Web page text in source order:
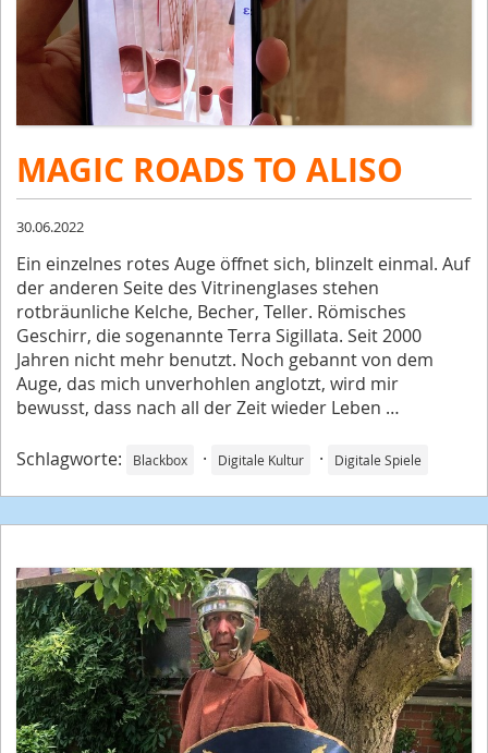
MAGIC ROADS TO ALISO
30.06.2022
Ein einzelnes rotes Auge öffnet sich, blinzelt einmal. Auf
der anderen Seite des Vitrinenglases stehen
rotbräunliche Kelche, Becher, Teller. Römisches
Geschirr, die sogenannte Terra Sigillata. Seit 2000
Jahren nicht mehr benutzt. Noch gebannt von dem
Auge, das mich unverhohlen anglotzt, wird mir
bewusst, dass nach all der Zeit wieder Leben …
Schlagworte: Blackbox · Digitale Kultur · Digitale Spiele